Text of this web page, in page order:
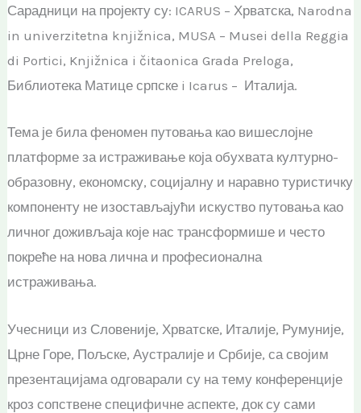
Сарадници на пројекту су: ICARUS – Хрватска, Narodna
in univerzitetna knjižnica, MUSA – Musei della Reggia
di Portici, Knjižnica i čitaonica Grada Preloga,
Библиотека Матице српске i Icarus – Италија.
Тема је била феномен путовања као вишеслојне
платформе за истраживање која обухвата културно-
образовну, економску, социјалну и наравно туристичку
компоненту не изостављајући искуство путовања као
личног доживљаја које нас трансформише и често
покреће на нова лична и професионална
истраживања.
Учесници из Словеније, Хрватске, Италије, Румуније,
Црне Горе, Пољске, Аустралије и Србије, са својим
презентацијама одговарали су на тему конференције
кроз сопствене специфичне аспекте, док су сами